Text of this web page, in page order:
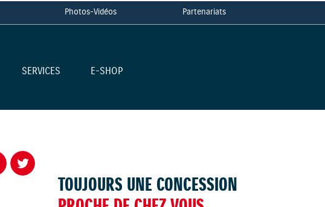
Photos-Vidéos Partenariats
SERVICES E-SHOP
TOUJOURS UNE CONCESSION